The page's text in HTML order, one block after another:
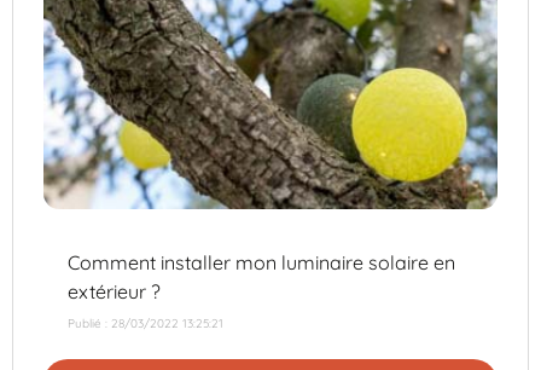
Comment installer mon luminaire solaire en
extérieur ?
Publié : 28/03/2022 13:25:21